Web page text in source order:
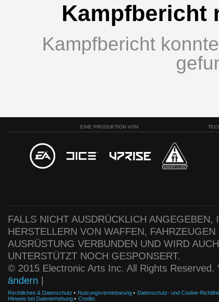
Kampfbericht
Kampfbericht
EINE PRODUKTION VON
FALLS NICHT AUSDRÜCKLICH
HERSTELLERN VON WAFFEN,
AUSRÜSTUNG VERBUNDEN UND WIRD
UNTERSTÜTZT NOCH GESPONSERT.
© 2015 Electronic Arts Inc. All Rights
ändern
Rechtliches & Datenschutz Nutzungsvereinbarung
Datenschutz- und Cookie-
Hinweis bei Datenerhebung
Credits